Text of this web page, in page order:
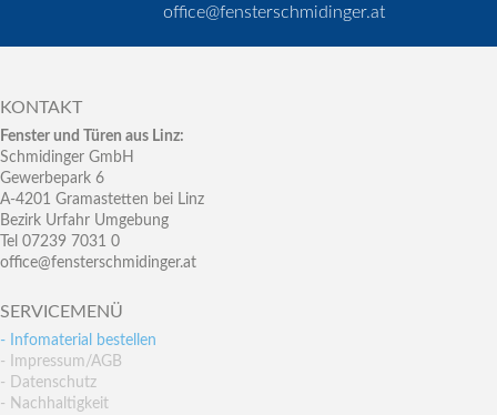
office@fensterschmidinger.at
KONTAKT
Fenster und Türen aus Linz:
Schmidinger GmbH
Gewerbepark 6
A-4201 Gramastetten bei Linz
Bezirk Urfahr Umgebung
Tel 07239 7031 0
office@fensterschmidinger.at
SERVICEMENÜ
- Infomaterial bestellen
- Impressum/AGB
- Datenschutz
- Nachhaltigkeit